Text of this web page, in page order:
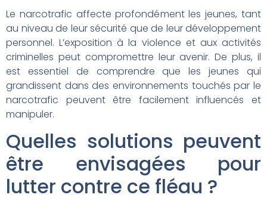
Le narcotrafic affecte profondément les jeunes, tant
au niveau de leur sécurité que de leur développement
personnel. L’exposition à la violence et aux activités
criminelles peut compromettre leur avenir. De plus, il
est essentiel de comprendre que les jeunes qui
grandissent dans des environnements touchés par le
narcotrafic peuvent être facilement influencés et
manipuler.
Quelles solutions peuvent
être envisagées pour
lutter contre ce fléau ?